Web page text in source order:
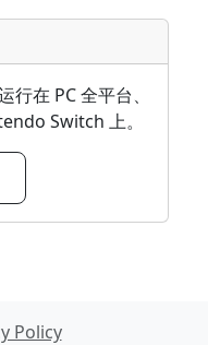
在 PC 全平台、
Switch 上。
Policy